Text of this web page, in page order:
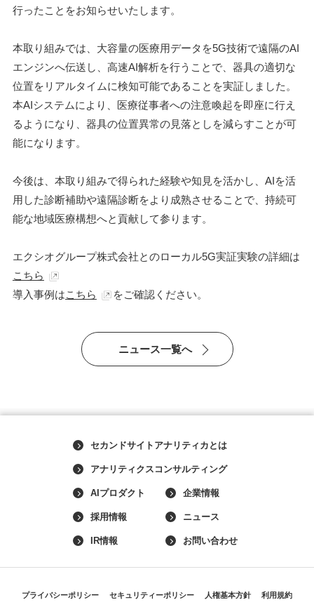
行ったことをお知らせいたします。
本取り組みでは、大容量の医療用データを5G技術で遠隔のAI
エンジンへ伝送し、高速AI解析を行うことで、器具の適切な
位置をリアルタイムに検知可能であることを実証しました。
本AIシステムにより、医療従事者への注意喚起を即座に行え
るようになり、器具の位置異常の見落としを減らすことが可
能になります。
今後は、本取り組みで得られた経験や知見を活かし、AIを活
用した診断補助や遠隔診断をより成熟させることで、持続可
能な地域医療構想へと貢献して参ります。
エクシオグループ株式会社とのローカル5G実証実験の詳細は
こちら
導入事例はこちら をご確認ください。
ニュース一覧へ
セカンドサイトアナリティカとは
アナリティクスコンサルティング
AIプロダクト 企業情報
採用情報 ニュース
IR情報 お問い合わせ
プライバシーポリシー セキュリティーポリシー 人権基本方針 利用規約